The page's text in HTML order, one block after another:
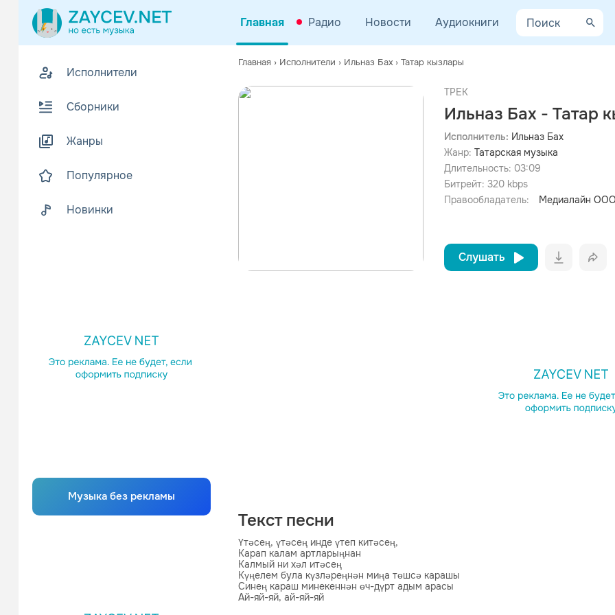
Главная Радио Новости Аудиокниги
Исполнители
Сборники
Жанры
Популярное
Новинки
Музыка без рекламы
Главная › Исполнители › Ильназ Бах › Татар кызлары
ТРЕК
Ильназ Бах - Татар
Исполнитель: Ильназ Бах
Жанр: Татарская музыка
Длительность: 03:09
Битрейт: 320 kbps
Правообладатель:
Медиалайн
Слушать
просмотра рекламы
оформления подписки.
После просмотра Вы сможете скачать 3 файла без
дополнительной рекламы!
Текст песни
Үтәсең, үтәсең инде үтеп китәсең,
Карап калам артларыңнан
Калмый ни хәл итәсең
Күңелем була күзләреңнән миңа төшсә карашы
Синең караш минекеннән өч-дүрт адым арасы
Ай-яй-яй, ай-яй-яй